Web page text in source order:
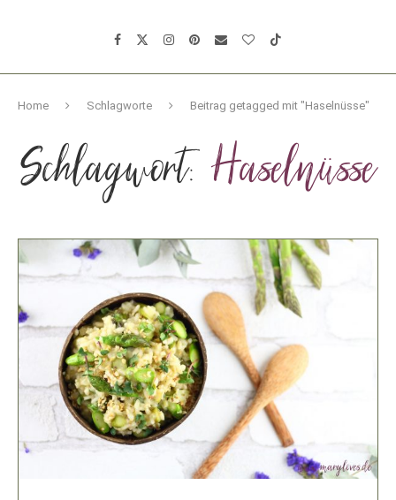
Home Schlagworte Beitrag getagged mit "Haselnüsse"
Schlagwort:Haselnüsse